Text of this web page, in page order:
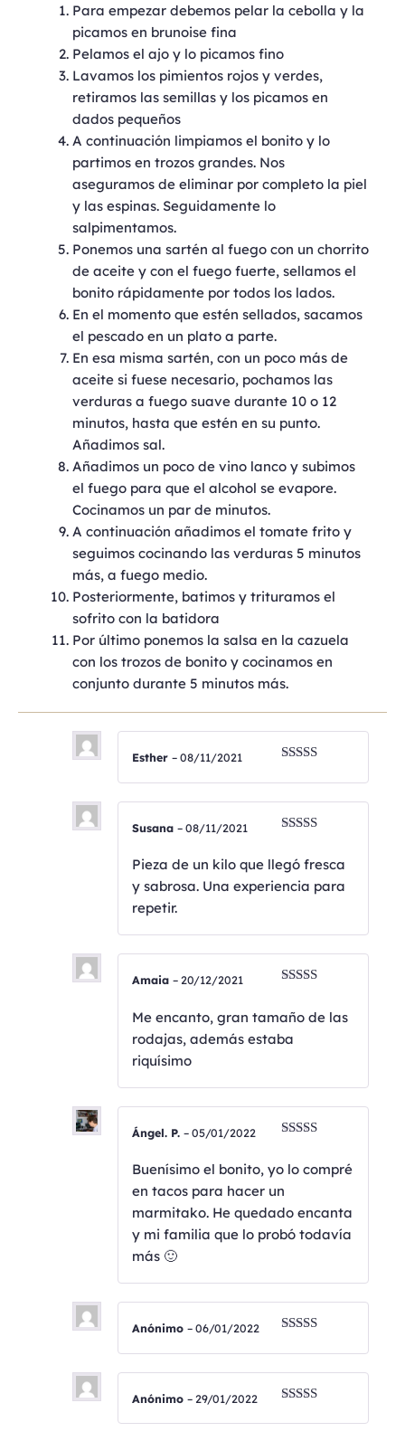
Para empezar debemos pelar la cebolla y la
picamos en brunoise fina
Pelamos el ajo y lo picamos fino
Lavamos los pimientos rojos y verdes,
retiramos las semillas y los picamos en
dados pequeños
A continuación limpiamos el bonito y lo
partimos en trozos grandes. Nos
aseguramos de eliminar por completo la piel
y las espinas. Seguidamente lo
salpimentamos.
Ponemos una sartén al fuego con un chorrito
de aceite y con el fuego fuerte, sellamos el
bonito rápidamente por todos los lados.
En el momento que estén sellados, sacamos
el pescado en un plato a parte.
En esa misma sartén, con un poco más de
aceite si fuese necesario, pochamos las
verduras a fuego suave durante 10 o 12
minutos, hasta que estén en su punto.
Añadimos sal.
Añadimos un poco de vino lanco y subimos
el fuego para que el alcohol se evapore.
Cocinamos un par de minutos.
A continuación añadimos el tomate frito y
seguimos cocinando las verduras 5 minutos
más, a fuego medio.
Posteriormente, batimos y trituramos el
sofrito con la batidora
Por último ponemos la salsa en la cazuela
con los trozos de bonito y cocinamos en
conjunto durante 5 minutos más.
con5de 5
Esther – 08/11/2021
con 5
Susana – 08/11/2021
Pieza de un kilo que llegó fresca
y sabrosa. Una experiencia para
repetir.
Amaia – 20/12/2021
Me encanto, gran tamaño de las
rodajas, además estaba
riquísimo
5
Ángel. P. – 05/01/2022
Buenísimo el bonito, yo lo compré
en tacos para hacer un
marmitako. He quedado encanta
y mi familia que lo probó todavía
más 🙂
con4de
5
Anónimo – 06/01/2022
con4de
Anónimo – 29/01/2022